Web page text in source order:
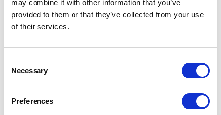
may combine it with other information that you’ve
provided to them or that they’ve collected from your use
of their services.
Selection
Necessary
Preferences